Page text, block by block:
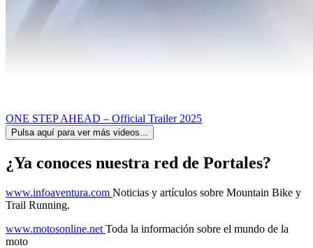
ONE STEP AHEAD – Official Trailer 2025
Pulsa aquí para ver más videos...
¿Ya conoces nuestra red de Portales?
www.infoaventura.com Noticias y artículos sobre Mountain Bike y
Trail Running.
www.motosonline.net Toda la información sobre el mundo de la
moto